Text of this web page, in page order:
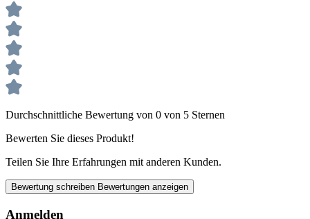
Durchschnittliche Bewertung von 0 von 5 Sternen
Bewerten Sie dieses Produkt!
Teilen Sie Ihre Erfahrungen mit anderen Kunden.
Bewertung schreiben Bewertungen anzeigen
Anmelden